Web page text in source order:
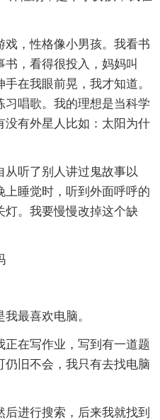
，性格像小男孩。我看书
，看得很投入，妈妈叫
在我眼前晃，我才知道。
唱歌。我的理想是当科学
没有外星人比如：太阳为什
听了别人讲过鬼故事以
上睡觉时，听到外面呼呼的
灯。我要慢慢改掉这个缺
最喜欢电脑。
在写作业，写到有一道题
旧不会，我只有去找电脑
进行搜索，后来我就找到